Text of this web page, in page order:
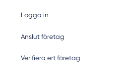
Logga in
Anslut företag
Verifiera ert företag